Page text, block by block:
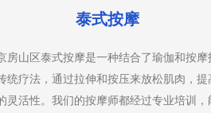
足底按摩
北京房山区足底按摩是一种专注于脚部的
法，通过刺激脚部的穴位来促进全身的健康
的足底按摩师使用特定的手法和压力点，帮